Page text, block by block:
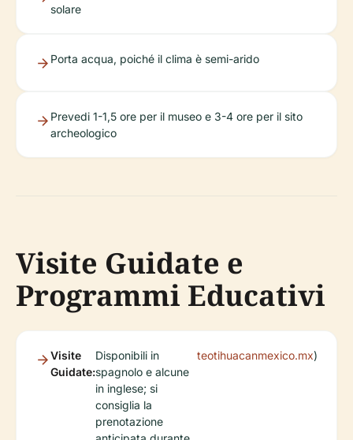
solare
Porta acqua, poiché il clima è semi-arido
Prevedi 1-1,5 ore per il museo e 3-4 ore per il sito
archeologico
Visite Guidate e
Programmi Educativi
Visite
Guidate:
Disponibili in
spagnolo e alcune
in inglese; si
consiglia la
prenotazione
teotihuacanmexico.mx)